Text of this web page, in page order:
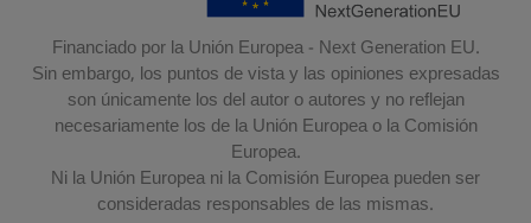
Financiado por la Unión Europea - Next Generation EU.
Sin embargo, los puntos de vista y las opiniones expresadas
son únicamente los del autor o autores y no reflejan
necesariamente los de la Unión Europea o la Comisión
Europea.
Ni la Unión Europea ni la Comisión Europea pueden ser
consideradas responsables de las mismas.